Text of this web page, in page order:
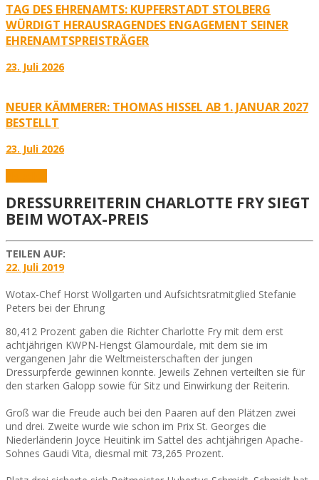
TAG DES EHRENAMTS: KUPFERSTADT STOLBERG
WÜRDIGT HERAUSRAGENDES ENGAGEMENT SEINER
EHRENAMTSPREISTRÄGER
23. Juli 2026
NEUER KÄMMERER: THOMAS HISSEL AB 1. JANUAR 2027
BESTELLT
23. Juli 2026
DRESSURREITERIN CHARLOTTE FRY SIEGT
BEIM WOTAX-PREIS
TEILEN AUF:
22. Juli 2019
Wotax-Chef Horst Wollgarten und Aufsichtsratmitglied Stefanie
Peters bei der Ehrung
80,412 Prozent gaben die Richter Charlotte Fry mit dem erst
achtjährigen KWPN-Hengst Glamourdale, mit dem sie im
vergangenen Jahr die Weltmeisterschaften der jungen
Dressurpferde gewinnen konnte. Jeweils Zehnen verteilten sie für
den starken Galopp sowie für Sitz und Einwirkung der Reiterin.
Groß war die Freude auch bei den Paaren auf den Plätzen zwei
und drei. Zweite wurde wie schon im Prix St. Georges die
Niederländerin Joyce Heuitink im Sattel des achtjährigen Apache-
Sohnes Gaudi Vita, diesmal mit 73,265 Prozent.